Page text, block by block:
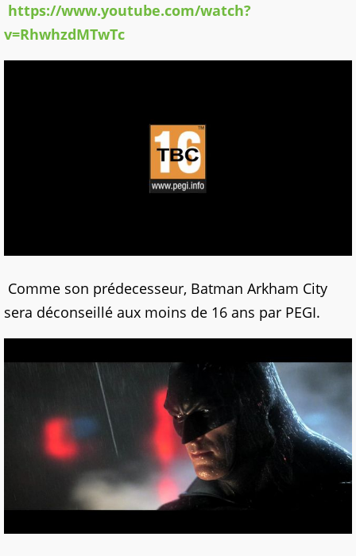
https://www.youtube.com/watch?
v=RhwhzdMTwTc
Comme son prédecesseur, Batman Arkham City
sera déconseillé aux moins de 16 ans par PEGI.